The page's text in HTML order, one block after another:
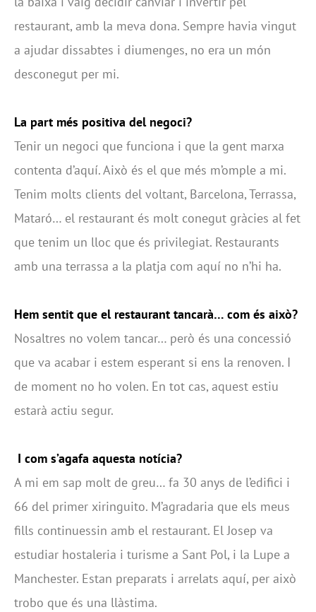
restaurant, amb la meva dona. Sempre havia vingut
a ajudar dissabtes i diumenges, no era un món
desconegut per mi.
La part més positiva del negoci?
Tenir un negoci que funciona i que la gent marxa
contenta d’aquí. Això és el que més m’omple a mi.
Tenim molts clients del voltant, Barcelona, Terrassa,
Mataró… el restaurant és molt conegut gràcies al fet
que tenim un lloc que és privilegiat. Restaurants
amb una terrassa a la platja com aquí no n’hi ha.
Hem sentit que el restaurant tancarà… com és això?
Nosaltres no volem tancar… però és una concessió
que va acabar i estem esperant si ens la renoven. I
de moment no ho volen. En tot cas, aquest estiu
estarà actiu segur.
I com s’agafa aquesta notícia?
A mi em sap molt de greu… fa 30 anys de l’edifici i
66 del primer xiringuito. M’agradaria que els meus
fills continuessin amb el restaurant. El Josep va
estudiar hostaleria i turisme a Sant Pol, i la Lupe a
Manchester. Estan preparats i arrelats aquí, per això
trobo que és una llàstima.